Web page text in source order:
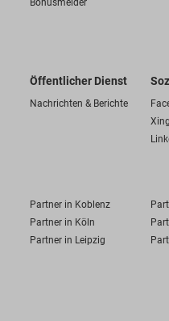
Bonusmelder
Öffentlicher Dienst
Nachrichten & Berichte
Xing
Partner in Koblenz
Partner in Köln
Partner in Leipzig